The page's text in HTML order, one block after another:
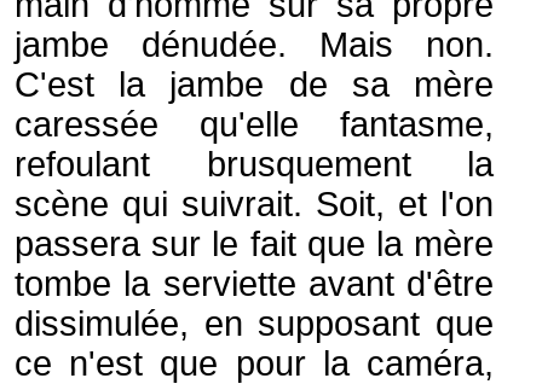
jambe dénudée. Mais non.
C'est la jambe de sa mère
caressée qu'elle fantasme,
refoulant brusquement la
scène qui suivrait. Soit, et l'on
passera sur le fait que la mère
tombe la serviette avant d'être
dissimulée, en supposant que
ce n'est que pour la caméra,